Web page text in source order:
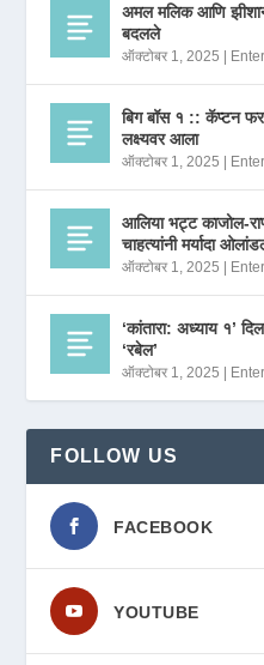
अमल मलिक आणि झीशान
बदलले
ऑक्टोबर 1, 2025 |
बिग बॉस १ :: कॅप्टन
लक्ष्यवर आला
ऑक्टोबर 1, 2025 |
आलिया भट्ट काजोल-
चाहत्यांनी मर्यादा
ऑक्टोबर 1, 2025 |
‘कांतारा: अध्याय १’
‘रबेल’
ऑक्टोबर 1, 2025 |
FOLLOW US
FACEBOOK
YOUTUBE